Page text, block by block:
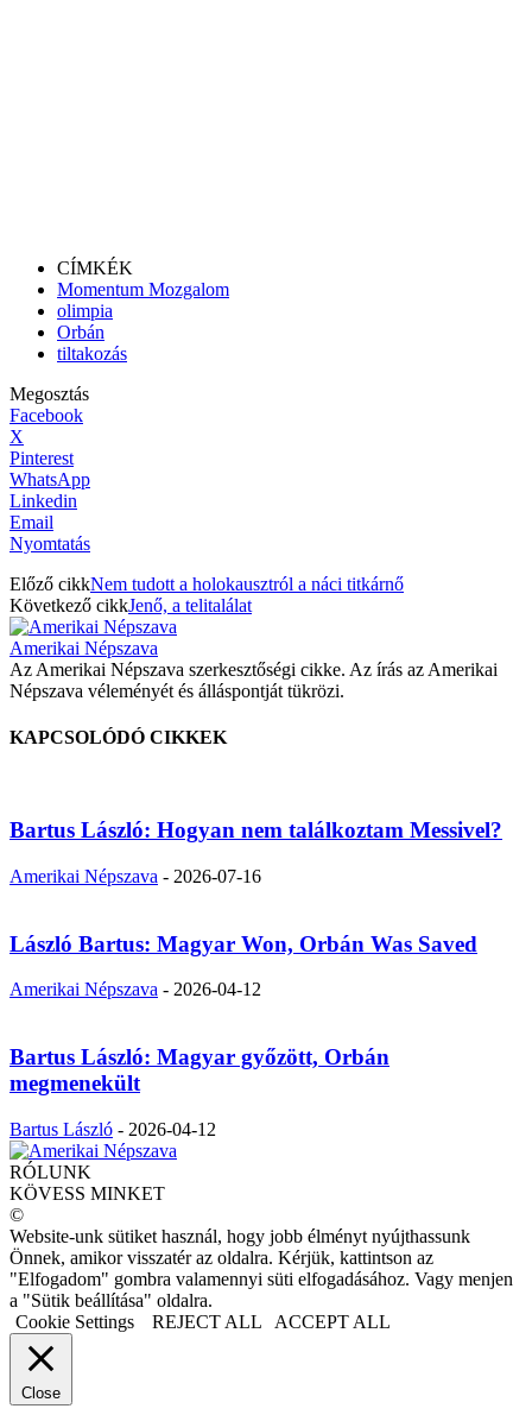
CÍMKÉK
Momentum Mozgalom
olimpia
Orbán
tiltakozás
Megosztás
Facebook
X
Pinterest
WhatsApp
Linkedin
Email
Nyomtatás
Előző cikkNem tudott a holokausztról a náci titkárnő
Következő cikkJenő, a telitalálat
Amerikai Népszava
Az Amerikai Népszava szerkesztőségi cikke. Az írás az Amerikai
Népszava véleményét és álláspontját tükrözi.
KAPCSOLÓDÓ CIKKEK
Bartus László: Hogyan nem találkoztam Messivel?
Amerikai Népszava - 2026-07-16
László Bartus: Magyar Won, Orbán Was Saved
Amerikai Népszava - 2026-04-12
Bartus László: Magyar győzött, Orbán
megmenekült
Bartus László - 2026-04-12
RÓLUNK
KÖVESS MINKET
©
Website-unk sütiket használ, hogy jobb élményt nyújthassunk
Önnek, amikor visszatér az oldalra. Kérjük, kattintson az
"Elfogadom" gombra valamennyi süti elfogadásához. Vagy menjen
a "Sütik beállítása" oldalra.
Cookie Settings
REJECT ALL ACCEPT ALL
Close